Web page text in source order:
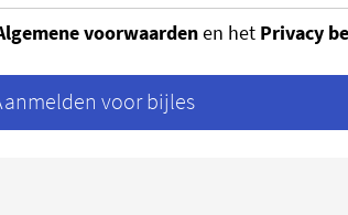
voorwaardenen het Privacy
voor bijles